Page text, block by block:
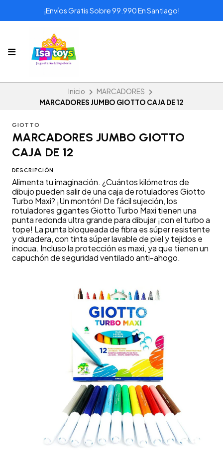
¡Envíos Gratis Sobre 99.990 En Santiago!
Inicio
MARCADORES
MARCADORES JUMBO GIOTTO CAJA DE 12
GIOTTO
MARCADORES JUMBO GIOTTO
CAJA DE 12
DESCRIPCIÓN
Alimenta tu imaginación. ¿Cuántos kilómetros de
dibujo pueden salir de una caja de rotuladores Giotto
Turbo Maxi? ¡Un montón! De fácil sujeción, los
rotuladores gigantes Giotto Turbo Maxi tienen una
punta redonda ultra grande para dibujar ¡con el turbo a
tope! La punta bloqueada de fibra es súper resistente
y duradera, con tinta súper lavable de piel y tejidos e
inocua. Incluso la protección es maxi, ya que tienen un
capuchón de seguridad ventilado anti-ahogo.